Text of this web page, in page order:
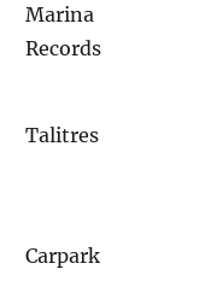
Marina
Records
Talitres
Carpark